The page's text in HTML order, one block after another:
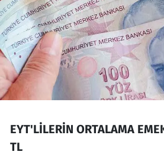
EYT'LİLERİN ORTALAMA
TL